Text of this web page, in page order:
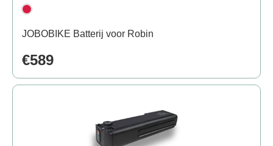
JOBOBIKE Batterij voor Robin
€589